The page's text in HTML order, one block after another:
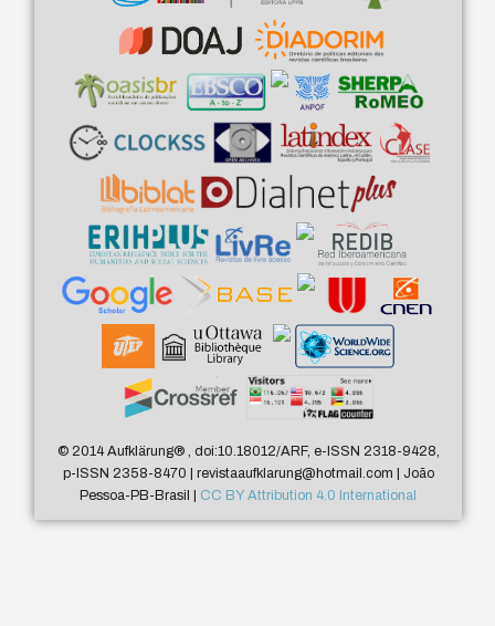
© 2014 Aufklärung®, doi:10.18012/ARF, e-ISSN 2318-9428,
p-ISSN 2358-8470 | revistaaufklarung@hotmail.com | João
Pessoa-PB-Brasil | CC BY Attribution 4.0 International